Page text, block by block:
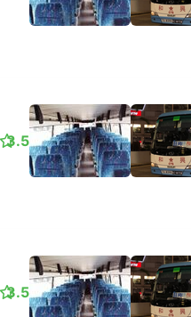
3.5
3.5